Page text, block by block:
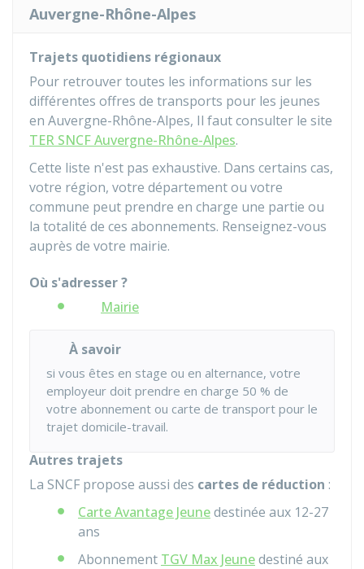
Auvergne-Rhône-Alpes
Trajets quotidiens régionaux
Pour retrouver toutes les informations sur les
différentes offres de transports pour les jeunes
en Auvergne-Rhône-Alpes, Il faut consulter le site
TER SNCF Auvergne-Rhône-Alpes.
Cette liste n'est pas exhaustive. Dans certains cas,
votre région, votre département ou votre
commune peut prendre en charge une partie ou
la totalité de ces abonnements. Renseignez-vous
auprès de votre mairie.
Où s'adresser ?
Mairie
À savoir
si vous êtes en stage ou en alternance, votre
employeur doit prendre en charge 50 % de
votre abonnement ou carte de transport pour le
trajet domicile-travail.
Autres trajets
La SNCF propose aussi des cartes de réduction :
Carte Avantage Jeunedestinée aux 12-27
ans
Abonnement TGV Max Jeunedestiné aux